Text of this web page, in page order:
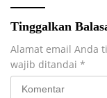
Anggaran 2025.
Tinggalkan
Alamat email Anda
wajib ditandai *